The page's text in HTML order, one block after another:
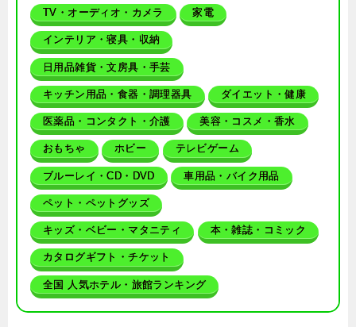
TV・オーディオ・カメラ 家電
インテリア・寝具・収納
日用品雑貨・文房具・手芸
キッチン用品・食器・調理器具 ダイエット・健康
医薬品・コンタクト・介護 美容・コスメ・香水
おもちゃ ホビー テレビゲーム
ブルーレイ・CD・DVD 車用品・バイク用品
ペット・ペットグッズ
キッズ・ベビー・マタニティ 本・雑誌・コミック
カタログギフト・チケット
全国 人気ホテル・旅館ランキング